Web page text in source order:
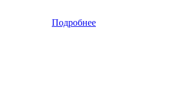
Подробнее